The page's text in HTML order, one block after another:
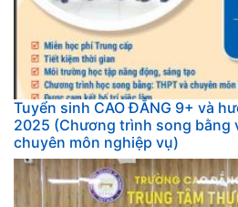
Tuyển sinh CAO ĐẲNG 9+ và
2025 (Chương trình song bằng
chuyên môn nghiệp vụ)